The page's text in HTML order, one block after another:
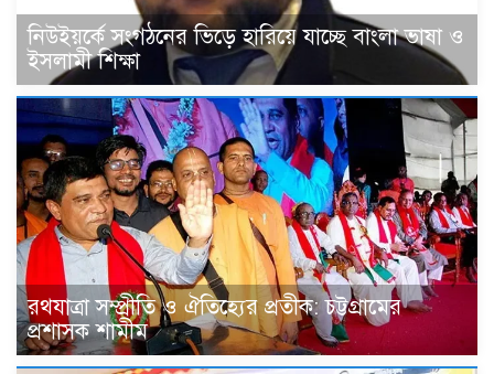
নিউইয়র্কে সংগঠনের ভিড়ে হারিয়ে যাচ্ছে বাংলা ভাষা ও
ইসলামী শিক্ষা
রথযাত্রা সম্প্রীতি ও ঐতিহ্যের প্রতীক: চট্টগ্রামের
প্রশাসক শামীম